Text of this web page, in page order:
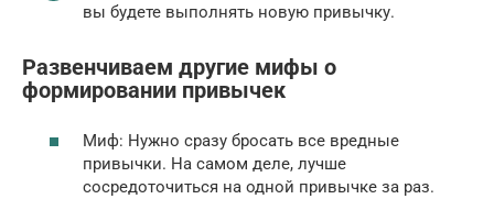
вы будете выполнять новую привычку.
Развенчиваем другие мифы о
формировании привычек
Миф: Нужно сразу бросать все вредные
привычки. На самом деле, лучше
сосредоточиться на одной привычке за раз.